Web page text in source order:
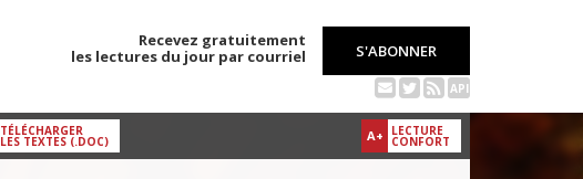
Recevez gratuitement
les lectures du jour par courriel
S'ABONNER
API
A+ LECTURE
CONFORT
TÉLÉCHARGER
LES TEXTES (.DOC)